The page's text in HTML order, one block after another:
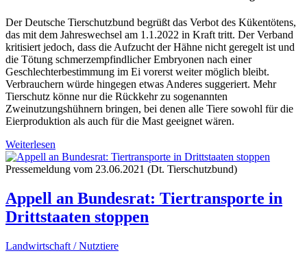
Der Deutsche Tierschutzbund begrüßt das Verbot des Kükentötens,
das mit dem Jahreswechsel am 1.1.2022 in Kraft tritt. Der Verband
kritisiert jedoch, dass die Aufzucht der Hähne nicht geregelt ist und
die Tötung schmerzempfindlicher Embryonen nach einer
Geschlechterbestimmung im Ei vorerst weiter möglich bleibt.
Verbrauchern würde hingegen etwas Anderes suggeriert. Mehr
Tierschutz könne nur die Rückkehr zu sogenannten
Zweinutzungshühnern bringen, bei denen alle Tiere sowohl für die
Eierproduktion als auch für die Mast geeignet wären.
Weiterlesen
Pressemeldung vom 23.06.2021 (Dt. Tierschutzbund)
Appell an Bundesrat: Tiertransporte in
Drittstaaten stoppen
Landwirtschaft / Nutztiere